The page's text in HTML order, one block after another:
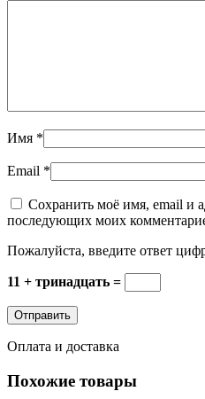
Имя *
Email *
Сохранить моё имя, email и
последующих моих
Пожалуйста, введите ответ
11 + тринадцать =
Оплата и доставка
Похожие товары